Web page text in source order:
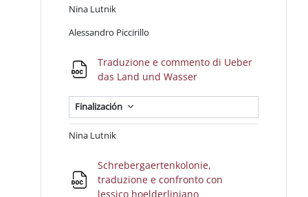
Nina Lutnik
Alessandro Piccirillo
Traduzione e commento di Ueber
das Land und Wasser
Finalización
Nina Lutnik
Schrebergaertenkolonie,
traduzione e confronto con
lessico hoelderliniano